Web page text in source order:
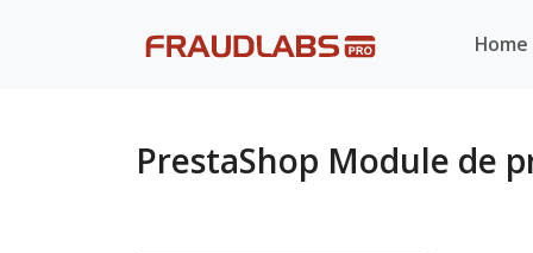
Home
PrestaShop Module de